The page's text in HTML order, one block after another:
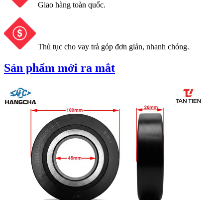
Giao hàng toàn quốc.
Thủ tục cho vay trả góp đơn giản, nhanh chóng.
Sản phẩm mới ra mắt